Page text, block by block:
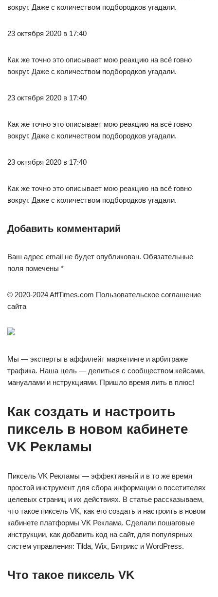
вокруг. Даже с количеством подбородков угадали.
23 октября 2020 в 17:40
Как же точно это описывает мою реакцию на всё говно
вокруг. Даже с количеством подбородков угадали.
23 октября 2020 в 17:40
Как же точно это описывает мою реакцию на всё говно
вокруг. Даже с количеством подбородков угадали.
23 октября 2020 в 17:40
Как же точно это описывает мою реакцию на всё говно
вокруг. Даже с количеством подбородков угадали.
Добавить комментарий
Ваш адрес email не будет опубликован. Обязательные
поля помечены *
© 2020-2024 AffTimes.com Пользовательское соглашение
сайта
Мы — эксперты в аффилейт маркетинге и арбитраже
трафика. Наша цель — делиться с сообществом кейсами,
мануалами и нструкциями. Пришло время лить в плюс!
Как создать и настроить
пиксель в новом кабинете
VK Рекламы
Пиксель VK Рекламы — эффективный и в то же время
простой инструмент для сбора информации о посетителях
целевых страниц и их действиях. В статье рассказываем,
что такое пиксель VK, как его создать и настроить в новом
кабинете платформы VK Реклама. Сделали пошаговые
инструкции, как добавить код на сайт, для популярных
систем управления: Tilda, Wix, Битрикс и WordPress.
Что такое пиксель VK